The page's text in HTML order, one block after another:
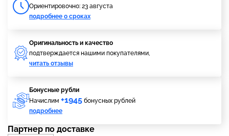
Ориентировочно: 23 августа
подробнее о сроках
Оригинальность и качество
подтверждается нашими покупателями,
читать отзывы
Бонусные рубли
Начислим +1945 бонусных рублей
подробнее
Партнер по доставке